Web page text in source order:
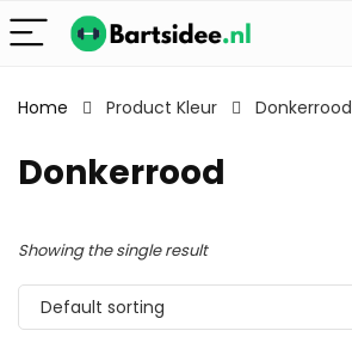
Home Product Kleur Donkerrood
Donkerrood
Showing the single result
Default sorting